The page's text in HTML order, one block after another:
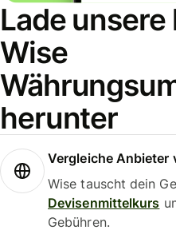
Lade
Wise
herunter
Vergleiche Anbieter
Wise tauscht dein
Devisenmittelkurs
Gebühren.